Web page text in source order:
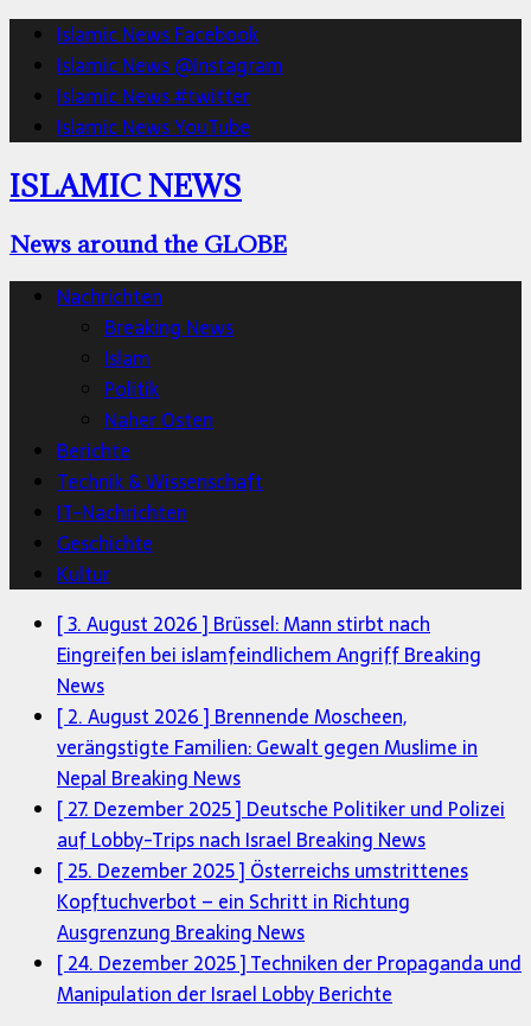
Islamic News Facebook
Islamic News @Instagram
Islamic News #twitter
Islamic News YouTube
ISLAMIC NEWS
News around the GLOBE
Nachrichten
Breaking News
Islam
Politik
Naher Osten
Berichte
Technik & Wissenschaft
IT-Nachrichten
Geschichte
Kultur
[ 3. August 2026 ] Brüssel: Mann stirbt nach
Eingreifen bei islamfeindlichem AngriffBreaking
News
[ 2. August 2026 ] Brennende Moscheen,
verängstigte Familien: Gewalt gegen Muslime in
Nepal Breaking News
[ 27. Dezember 2025 ] Deutsche Politiker und Polizei
auf Lobby-Trips nach Israel Breaking News
[ 25. Dezember 2025 ] Österreichs umstrittenes
Kopftuchverbot – ein Schritt in Richtung
Ausgrenzung Breaking News
[ 24. Dezember 2025 ]Techniken der Propaganda und
Manipulation der Israel LobbyBerichte